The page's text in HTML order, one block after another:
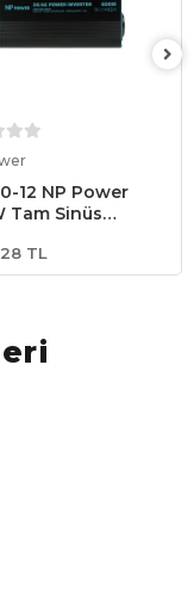
12 NP Power
Tam Sinüs
TL